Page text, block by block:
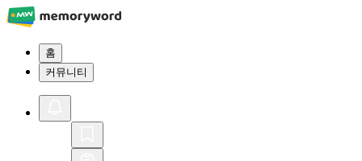
홈
커뮤니티